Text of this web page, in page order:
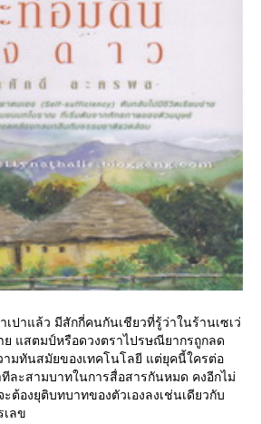
ปาแล้ว มีสักกี่คนกันเชียวที่รู้ว่าในร้านเซเว่
แสตมป์หรือดวงตราไปรษณียากรถูกลด
ามทันสมัยของเทคโนโลยี แต่ยุคนี้ใครต่อ
ละสามบาทในการสื่อสารกันหมด คงอีกไม่
ต้องยุติบทบาทของตัวเองลงเช่นเดียวกับ
เลข